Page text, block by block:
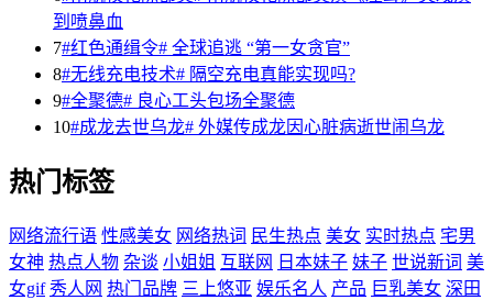
到喷鼻血
7#红色通缉令# 全球追逃 “第一女贪官”
8#无线充电技术# 隔空充电真能实现吗?
9#全聚德# 良心工头包场全聚德
10#成龙去世乌龙# 外媒传成龙因心脏病逝世闹乌龙
热门标签
网络流行语 性感美女 网络热词 民生热点 美女 实时热点 宅男
女神 热点人物 杂谈 小姐姐 互联网 日本妹子 妹子 世说新词 美
女gif 秀人网 热门品牌 三上悠亚 娱乐名人 产品 巨乳美女 深田